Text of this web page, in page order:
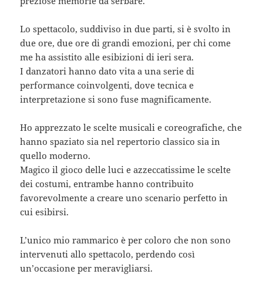
Lo spettacolo, suddiviso in due parti, si è svolto in
due ore, due ore di grandi emozioni, per chi come
me ha assistito alle esibizioni di ieri sera.
I danzatori hanno dato vita a una serie di
performance coinvolgenti, dove tecnica e
interpretazione si sono fuse magnificamente.
Ho apprezzato le scelte musicali e coreografiche, che
hanno spaziato sia nel repertorio classico sia in
quello moderno.
Magico il gioco delle luci e azzeccatissime le scelte
dei costumi, entrambe hanno contribuito
favorevolmente a creare uno scenario perfetto in
cui esibirsi.
L’unico mio rammarico è per coloro che non sono
intervenuti allo spettacolo, perdendo così
un’occasione per meravigliarsi.